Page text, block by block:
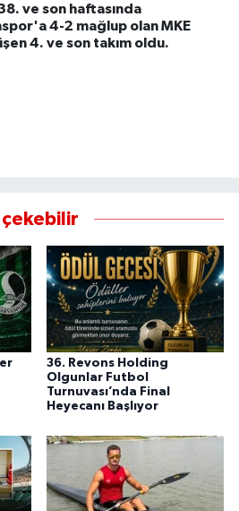
ve son haftasında
4-2 mağlup olan MKE
4. ve son takım oldu.
çekebilir
36. Revons Holding
Olgunlar Futbol
Turnuvası’nda Final
Heyecanı Başlıyor